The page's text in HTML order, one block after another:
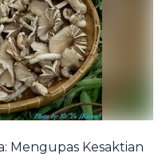
Mengupas Kesaktian